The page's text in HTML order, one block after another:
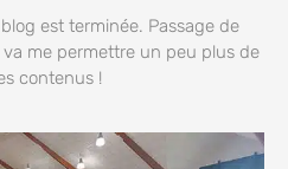
est terminée. Passage de
me permettre un peu plus de
contenus !